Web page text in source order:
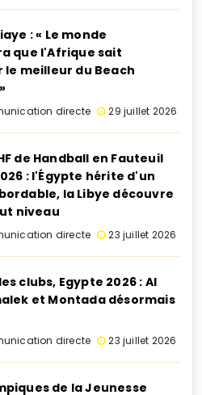
: « Le monde
que l'Afrique sait
le meilleur du Beach
directe 29 juillet 2026
de Handball en Fauteuil
: l'Égypte hérite d'un
la Libye découvre
niveau
directe 23 juillet 2026
clubs, Egypte 2026 : Al
et Montada désormais
directe 23 juillet 2026
de la Jeunesse